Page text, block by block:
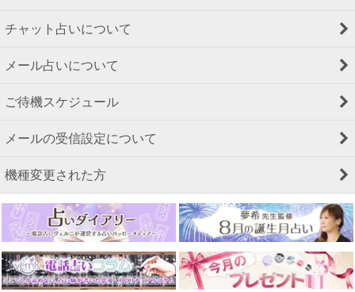
チャット占いについて
メール占いについて
ご待機スケジュール
メールの受信設定について
機種変更された方